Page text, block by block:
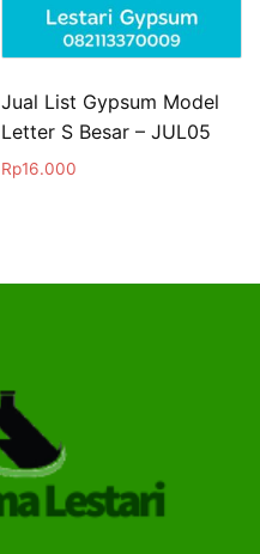
Jual List Gypsum Model
Letter S Besar – JUL05
Rp16.000